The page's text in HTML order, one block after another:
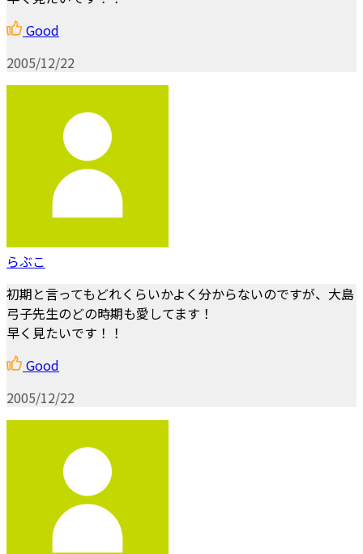
Good
2005/12/22
らぶこ
初期と言ってもどれくらいかよく分からないのですが、大島
弓子先生のどの時期も愛してます！
早く見たいです！！
Good
2005/12/22